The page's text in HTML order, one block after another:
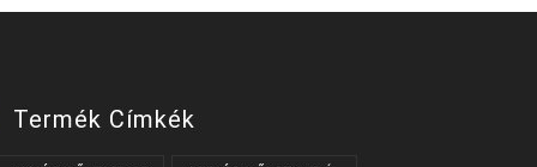
a
Termék Címkék